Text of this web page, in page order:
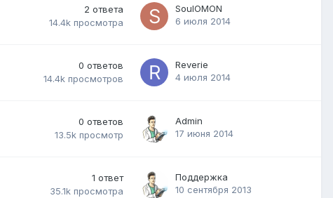
2 ответа
14.4k просмотра
SoulOMON
6 июля 2014
0 ответов
14.4k просмотров
Reverie
4 июля 2014
0 ответов
13.5k просмотр
Admin
17 июня 2014
1 ответ
35.1k просмотра
Поддержка
10 сентября 2013